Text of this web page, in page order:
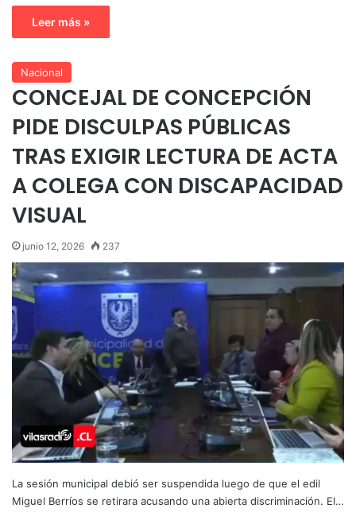
Leer más »
Nacional
CONCEJAL DE CONCEPCIÓN
PIDE DISCULPAS PÚBLICAS
TRAS EXIGIR LECTURA DE ACTA
A COLEGA CON DISCAPACIDAD
VISUAL
junio 12, 2026 237
La sesión municipal debió ser suspendida luego de que el edil
Miguel Berríos se retirara acusando una abierta discriminación. El…